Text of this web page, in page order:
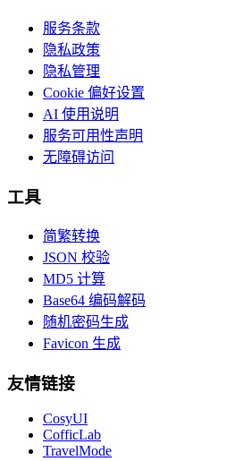
服务条款
隐私政策
隐私管理
Cookie 偏好设置
AI 使用说明
服务可用性声明
无障碍访问
工具
简繁转换
JSON 校验
MD5 计算
Base64 编码解码
随机密码生成
Favicon 生成
友情链接
CosyUI
CofficLab
TravelMode